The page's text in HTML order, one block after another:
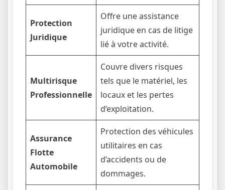
Protection
Juridique
Offre une assistance
juridique en cas de litige
lié à votre activité.
Multirisque
Professionnelle
Couvre divers risques
tels que le matériel, les
locaux et les pertes
d’exploitation.
Assurance
Flotte
Automobile
Protection des véhicules
utilitaires en cas
d’accidents ou de
dommages.